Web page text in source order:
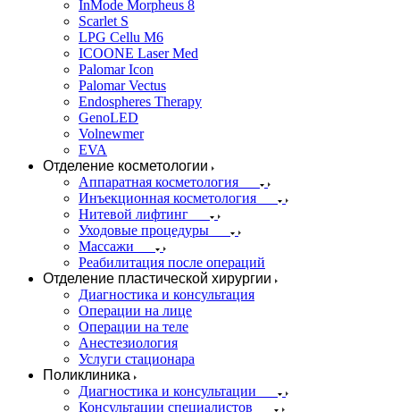
InMode Morpheus 8
Scarlet S
LPG Cellu M6
ICOONE Laser Med
Palomar Icon
Palomar Vectus
Endospheres Therapy
GenoLED
Volnewmer
EVA
Отделение косметологии
Аппаратная косметология
Инъекционная косметология
Нитевой лифтинг
Уходовые процедуры
Массажи
Реабилитация после операций
Отделение пластической хирургии
Диагностика и консультация
Операции на лице
Операции на теле
Анестезиология
Услуги стационара
Поликлиника
Диагностика и консультации
Консультации специалистов